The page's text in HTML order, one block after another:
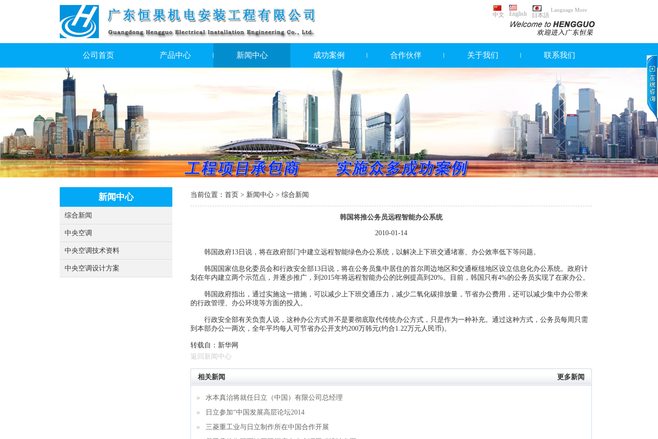
中文 English 日本語
Language More
公司首页 产品中心 新闻中心 成功案例 合作伙伴 关于我们 联系我们
新闻中心
综合新闻
中央空调
中央空调技术资料
中央空调设计方案
当前位置： 首页 > 新闻中心 > 综合新闻
韩国将推公务员远程智能办公系统
2010-01-14
韩国政府13日说，将在政府部门中建立远程智能绿色办公系统，以解决上下班交通堵塞、办公效率低下等问题。
韩国国家信息化委员会和行政安全部13日说，将在公务员集中居住的首尔周边地区和交通枢纽地区设立信息化办公系统。政府计
划在年内建立两个示范点，并逐步推广，到2015年将远程智能办公的比例提高到20%。目前，韩国只有4%的公务员实现了在家办公。
韩国政府指出，通过实施这一措施，可以减少上下班交通压力，减少二氧化碳排放量，节省办公费用，还可以减少集中办公带来
的行政管理、办公环境等方面的投入。
行政安全部有关负责人说，这种办公方式并不是要彻底取代传统办公方式，只是作为一种补充。通过这种方式，公务员每周只需
到本部办公一两次，全年平均每人可节省办公开支约200万韩元(约合1.22万元人民币)。
转载自：新华网
返回新闻中心
相关新闻 更多新闻
水本真治将就任日立（中国）有限公司总经理
日立参加“中国发展高层论坛2014
三菱重工业与日立制作所在中国合作开展